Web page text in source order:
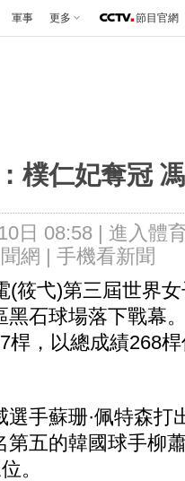
軍事 更多 節目官網
樸仁妃奪冠
日 08:58 | 進入體
聞網 | 手機看新聞
弋)第三屆世界女
石球場落下戰幕
桿，以總成績268
手蘇珊·佩特森打
第五的韓國球手柳
。